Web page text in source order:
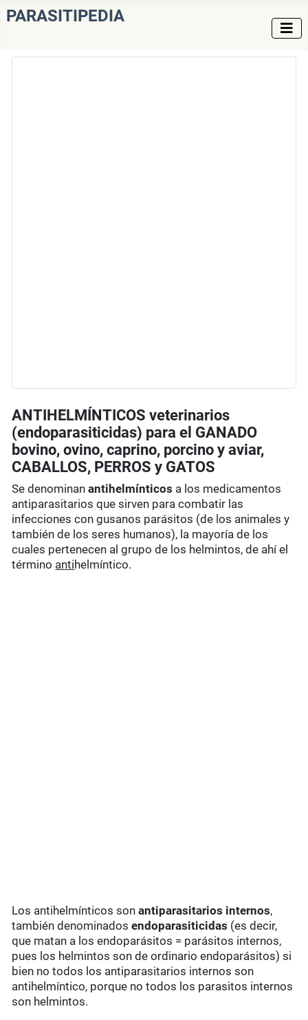
PARASITIPEDIA
ANTIHELMÍNTICOS veterinarios
(endoparasiticidas) para el GANADO
bovino, ovino, caprino, porcino y aviar,
CABALLOS, PERROS y GATOS
Se denominanantihelmínticos a los medicamentos
antiparasitarios que sirven para combatir las
infecciones con gusanos parásitos (de los animales y
también de los seres humanos), la mayoría de los
cuales pertenecen al grupo de los helmintos, de ahí el
término antihelmíntico.
Los antihelmínticos sonantiparasitarios internos,
también denominadosendoparasiticidas (es decir,
que matan a los endoparásitos = parásitos internos,
pues los helmintos son de ordinario endoparásitos) si
bien no todos los antiparasitarios internos son
antihelmíntico, porque no todos los parasitos internos
son helmintos.